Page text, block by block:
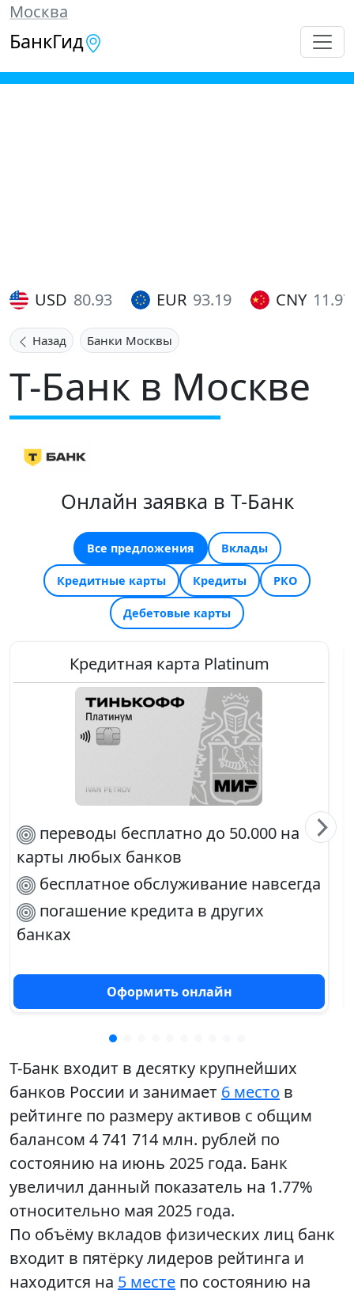
Москва
БанкГид
USD 80.93 EUR 93.19 CNY 11.97
Назад Банки Москвы
Т-Банк в Москве
Онлайн заявка в Т-Банк
Все предложения Вклады
Кредитные карты Кредиты РКО
Дебетовые карты
Кредитная карта Platinum
переводы бесплатно до 50.000 на
карты любых банков
бесплатное обслуживание навсегда
погашение кредита в других
банках
Оформить онлайн
Т-Банк входит в десятку крупнейших
банков России и занимает 6 место в
рейтинге по размеру активов с общим
балансом 4 741 714 млн. рублей по
состоянию на июнь 2025 года. Банк
увеличил данный показатель на 1.77%
относительно мая 2025 года.
По объёму вкладов физических лиц банк
входит в пятёрку лидеров рейтинга и
находится на 5 месте по состоянию на